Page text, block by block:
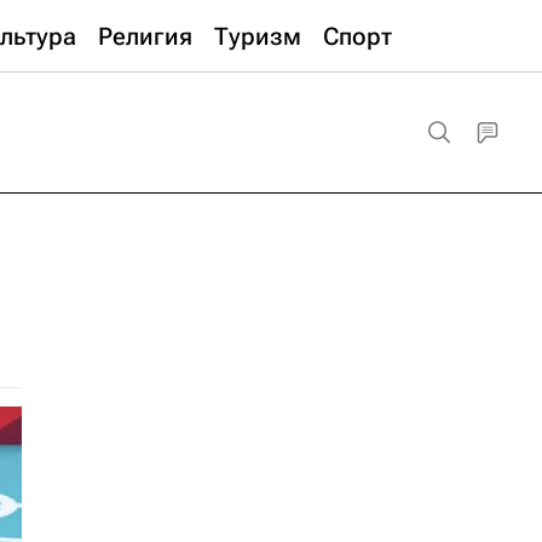
Религия Туризм Спорт